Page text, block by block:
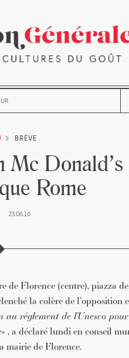
BRÈVE
Mc
Rome
23.06.16
de Florence (centre), piazza
la colère de l’opposition
au réglement de l’Unesco
« , a déclaré lundi en conseil
mairie de Florence.